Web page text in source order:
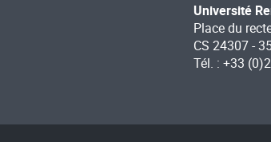
Université
Place du
CS 24307 -
Tél. : +33